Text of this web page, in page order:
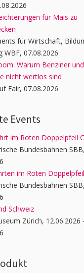
für Mais zu
für Wirtschaft,
WBF, 07.08.2026
Warum Benziner
nicht wertlos sind
Fair, 07.08.2026
Events
im Roten Doppelpfeil
Bundesbahnen SBB,
im Roten
Bundesbahnen SBB,
Schweiz
Zürich, 12.06.2026 -